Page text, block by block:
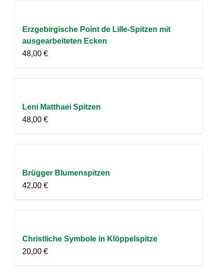
Erzgebirgische Point de Lille-Spitzen mit
ausgearbeiteten Ecken
48,00 €
Leni Matthaei Spitzen
48,00 €
Brügger Blumenspitzen
42,00 €
Christliche Symbole in Klöppelspitze
20,00 €